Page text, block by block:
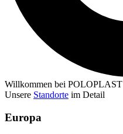
Willkommen bei POLOPLAST
Unsere Standorte im Detail
Europa